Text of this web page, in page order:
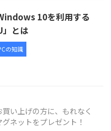
10を利用する
」とは
の知識
買い上げの方に、もれなく
ネットをプレゼント！